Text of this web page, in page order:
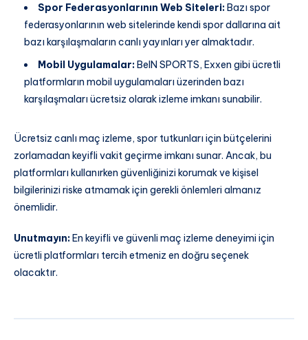
Spor Federasyonlarının Web Siteleri:Bazı spor
federasyonlarının web sitelerinde kendi spor dallarına ait
bazı karşılaşmaların canlı yayınları yer almaktadır.
Mobil Uygulamalar:BeIN SPORTS, Exxen gibi ücretli
platformların mobil uygulamaları üzerinden bazı
karşılaşmaları ücretsiz olarak izleme imkanı sunabilir.
Ücretsiz canlı maç izleme, spor tutkunları için bütçelerini
zorlamadan keyifli vakit geçirme imkanı sunar. Ancak, bu
platformları kullanırken güvenliğinizi korumak ve kişisel
bilgilerinizi riske atmamak için gerekli önlemleri almanız
önemlidir.
Unutmayın: En keyifli ve güvenli maç izleme deneyimi için
ücretli platformları tercih etmeniz en doğru seçenek
olacaktır.